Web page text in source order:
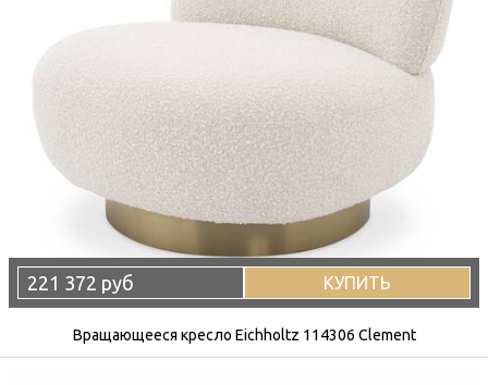
221 372 руб КУПИТЬ
Вращающееся кресло Eichholtz 114306 Clement